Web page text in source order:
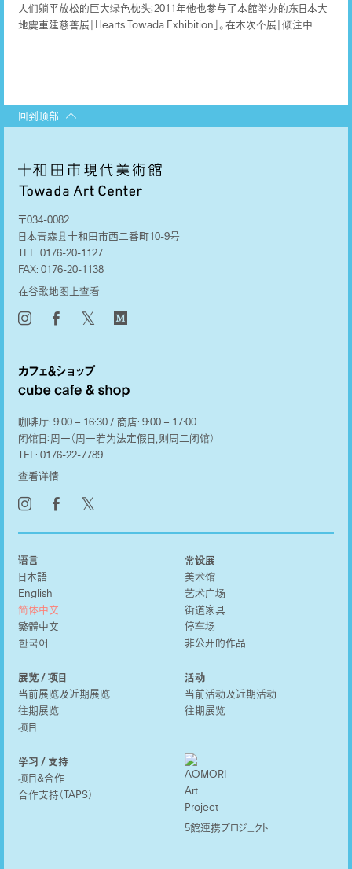
人们躺平放松的巨大绿色枕头；2011年他也参与了本館举办的东日本大
地震重建慈善展「Hearts Towada Exhibition」。在本次个展「倾注中...
回到顶部
〒034-0082
日本青森县十和田市西二番町10-9号
TEL: 0176-20-1127
FAX: 0176-20-1138
在谷歌地图上查看
𝕏
咖啡厅: 9:00 – 16:30 / 商店: 9:00 – 17:00
闭馆日：周一（周一若为法定假日，则周二闭馆）
TEL: 0176-22-7789
查看详情
𝕏
语言
日本語
English
简体中文
繁體中文
한국어
常设展
美术馆
艺术广场
街道家具
停车场
非公开的作品
展览 / 项目
当前展览及近期展览
往期展览
项目
活动
当前活动及近期活动
往期展览
学习 / 支持
项目&合作
合作支持（TAPS）
5館連携プロジェクト